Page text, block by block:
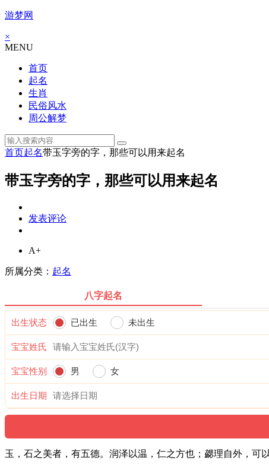
游梦网
×
MENU
首页
起名
生肖
民俗风水
周公解梦
首页起名带玉字旁的字，那些可以用来起名
带玉字旁的字，那些可以用来起名
发表评论
A+
所属分类： 起名
八字起名
出生状态 已出生 未出生
宝宝姓氏
宝宝性别 男 女
出生日期
玉，石之美者，有五德。润泽以温，仁之方也；勰理自外，可